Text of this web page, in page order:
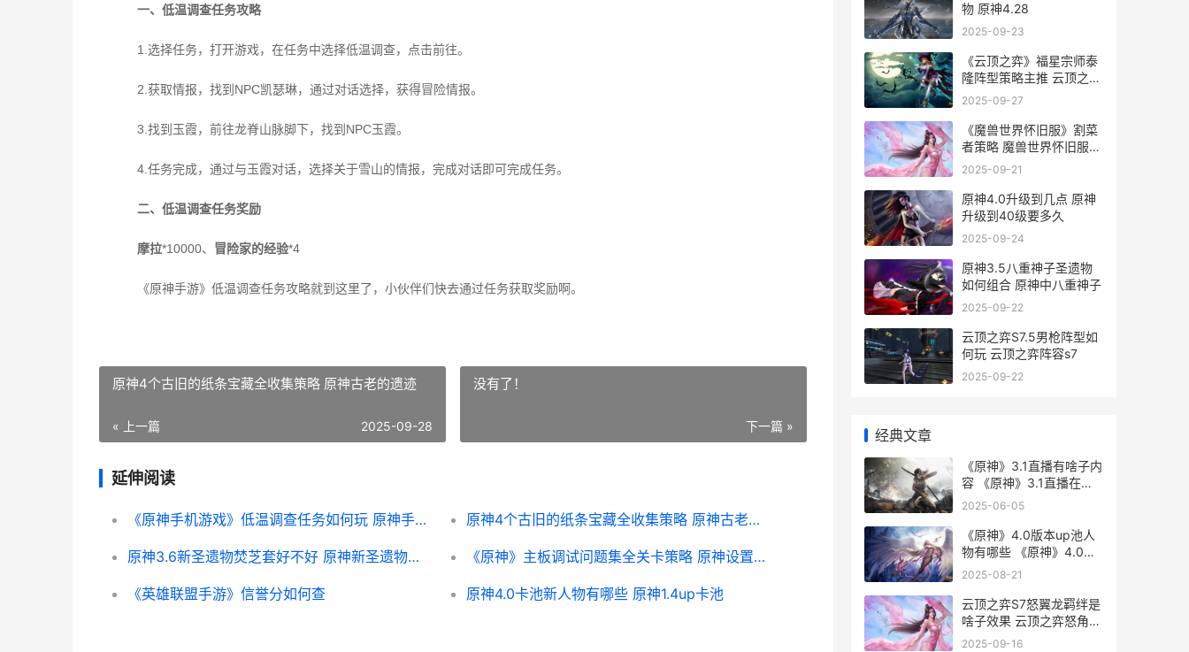
一、低温调查任务攻略
1.选择任务，打开游戏，在任务中选择低温调查，点击前往。
2.获取情报，找到NPC凯瑟琳，通过对话选择，获得冒险情报。
3.找到玉霞，前往龙脊山脉脚下，找到NPC玉霞。
4.任务完成，通过与玉霞对话，选择关于雪山的情报，完成对话即可完成任务。
二、低温调查任务奖励
摩拉*10000、 冒险家的经验*4
《原神手游》低温调查任务攻略就到这里了，小伙伴们快去通过任务获取奖励啊。
原神4个古旧的纸条宝藏全收集策略 原神古老的遗迹
« 上一篇 2025-09-28
没有了！
下一篇 »
延伸阅读
《原神手机游戏》低温调查任务如何玩 原神手游 端游 原神4个古旧的纸条宝藏全收集策略 原神古老的遗迹
原神3.6新圣遗物焚芝套好不好 原神新圣遗物爆料 《原神》主板调试问题集全关卡策略 原神设置参数
《英雄联盟手游》信誉分如何查 原神4.0卡池新人物有哪些 原神1.4up卡池
物 原神4.28
2025-09-23
《云顶之弈》福星宗师泰
隆阵型策略主推 云顶之弈
福牛守护者怎么玩
2025-09-27
《魔兽世界怀旧服》割菜
者策略 魔兽世界怀旧服
60级永久服
2025-09-21
原神4.0升级到几点 原神
升级到40级要多久
2025-09-24
原神3.5八重神子圣遗物
如何组合 原神中八重神子
2025-09-22
云顶之弈S7.5男枪阵型如
何玩 云顶之弈阵容s7
2025-09-22
经典文章
《原神》3.1直播有啥子内
容 《原神》3.1直播在线
观看
2025-06-05
《原神》4.0版本up池人
物有哪些 《原神》4.0版
本PV-「仿若无因飘落的
2025-08-21
云顶之弈S7怒翼龙羁绊是
啥子效果 云顶之弈怒角图
鉴
2025-09-16